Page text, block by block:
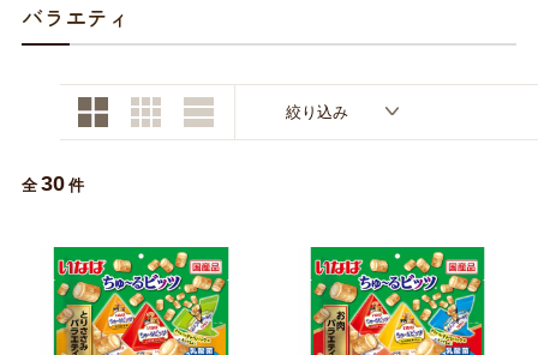
日用品（デイリー）
トリマーグッズ シニアサポート
お問い合わせ
バラエティ
絞り込み
全 30 件